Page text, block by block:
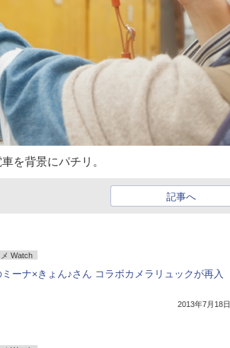
を背景にパチリ。
記事へ
Watch
ミーナ×きょん♪さん コラボカメラリュックが再入
2013年7月18日